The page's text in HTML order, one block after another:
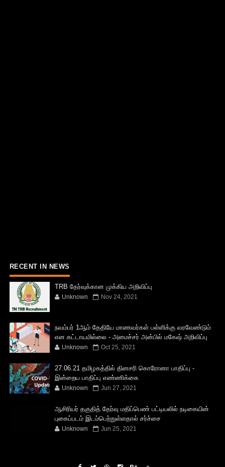
RECENT IN NEWS
TRB தேர்வுக்கான முக்கிய அறிவிப்பு
Unknown Nov 24, 2021
நவம்பர் 1ஆம் தேதியே மாணவர்கள் பள்ளிக்கு வரவேண்டும்
என கட்டாயமில்லை - அமைச்சர் அன்பில் மகேஷ் அறிவிப்பு
Unknown Oct 25, 2021
27.06.21 தமிழகத்தில் தினசரி கொரோனா பாதிப்பு -
இன்றைய பாதிப்பு எண்ணிக்கை
Unknown Jun 27, 2021
ஆசிரியர் தகுதித் தேர்வு மதிப்பெண் பட்டியலில் நடிகையின்
புகைப்படம் இடம்பெற்றுள்ளதால் சர்ச்சை
Unknown Jun 25, 2021